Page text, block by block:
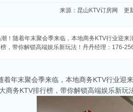
来源： 昆山KTV订房网 更
！随着年末聚会季来临，本地商务KTV行业迎
，带你解锁高端娱乐新玩法！丹丹经理：176-
着年末聚会季来临，本地商务KTV行业迎
商务KTV排行榜，带你解锁高端娱乐新玩